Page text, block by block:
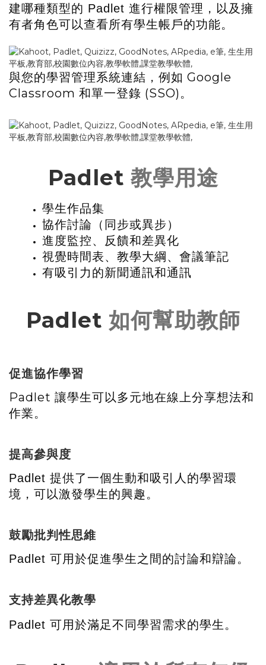
建哪種類型的 Padlet 進行權限管理，以及擁
有者角色可以查看所有學生帳戶的功能。
與您的學習管理系統連結，例如 Google
Classroom 和單一登錄 (SSO)。
Padlet 教學用途
學生作品集
協作討論（同步或異步）
進度監控、反饋和差異化
視覺時間表、教學大綱、會議筆記
有吸引力的新聞通訊和通訊
Padlet 如何幫助教師
促進協作學習
Padlet 讓學生可以多元地在線上分享想法和
作業。
提高參與度
Padlet 提供了一個生動和吸引人的學習環
境，可以激發學生的興趣。
鼓勵批判性思維
Padlet 可用於促進學生之間的討論和辯論。
支持差異化教學
Padlet 可用於滿足不同學習需求的學生。